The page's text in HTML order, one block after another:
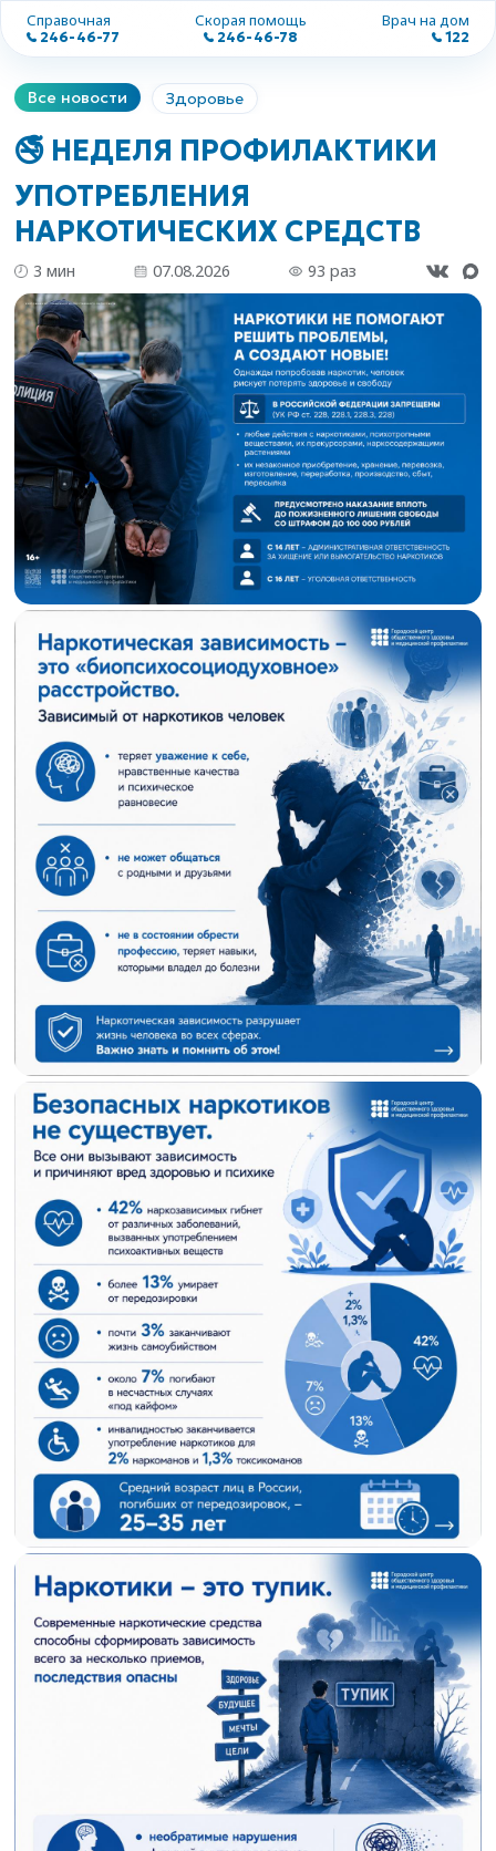
Справочная
246-46-77
Скорая помощь
246-46-78
Врач на дом
122
Все новости Здоровье
🚭 НЕДЕЛЯ ПРОФИЛАКТИКИ
УПОТРЕБЛЕНИЯ
НАРКОТИЧЕСКИХ СРЕДСТВ
3 мин 07.08.2026 93 раз